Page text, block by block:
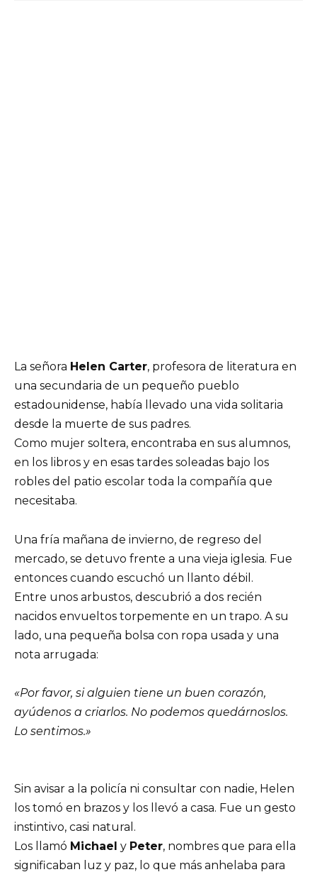
La señora Helen Carter, profesora de literatura en
una secundaria de un pequeño pueblo
estadounidense, había llevado una vida solitaria
desde la muerte de sus padres.
Como mujer soltera, encontraba en sus alumnos,
en los libros y en esas tardes soleadas bajo los
robles del patio escolar toda la compañía que
necesitaba.
Una fría mañana de invierno, de regreso del
mercado, se detuvo frente a una vieja iglesia. Fue
entonces cuando escuchó un llanto débil.
Entre unos arbustos, descubrió a dos recién
nacidos envueltos torpemente en un trapo. A su
lado, una pequeña bolsa con ropa usada y una
nota arrugada:
«Por favor, si alguien tiene un buen corazón,
ayúdenos a criarlos. No podemos quedárnoslos.
Lo sentimos.»
Sin avisar a la policía ni consultar con nadie, Helen
los tomó en brazos y los llevó a casa. Fue un gesto
instintivo, casi natural.
Los llamó Michael y Peter, nombres que para ella
significaban luz y paz, lo que más anhelaba para